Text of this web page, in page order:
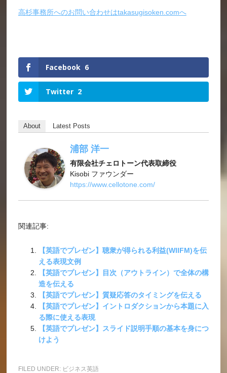
高杉事務所へのお問い合わせはtakasugisoken.comへ
Facebook 6
Twitter 2
About Latest Posts
浦部 洋一
有限会社チェロトーン代表取締役
Kisobi ファウンダー
https://www.cellotone.com/
関連記事:
【英語でプレゼン】聴衆が得られる利益(WIIFM)を伝
える表現文例
【英語でプレゼン】目次（アウトライン）で全体の構
造を伝える
【英語でプレゼン】質疑応答のタイミングを伝える
【英語でプレゼン】イントロダクションから本題に入
る際に使える表現
【英語でプレゼン】スライド説明手順の基本を身につ
けよう
FILED UNDER: ビジネス英語